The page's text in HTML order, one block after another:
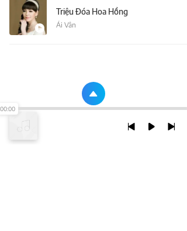
Triệu Đóa Hoa Hồng
Ái Vân
00:00